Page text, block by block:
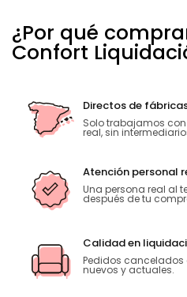
recibida . Tanto Javier
primer momento han
recomendar. El que una
no solo depende de los
que la atiende. Muchas
¿Por qué
Confort
Directos de
Solo trabajamos
real, sin
Atención personal
Una persona real al
después de tu
Calidad en
Pedidos cancelados
nuevos y actuales.